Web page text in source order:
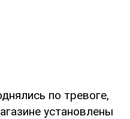
по тревоге,
установлены